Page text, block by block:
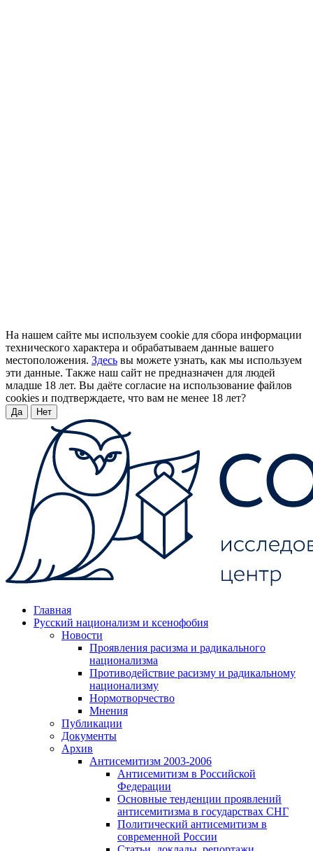
На нашем сайте мы используем cookie для сбора информации
технического характера и обрабатываем данные вашего
местоположения. Здесь вы можете узнать, как мы используем
эти данные. Также наш сайт не предназначен для людей
младше 18 лет. Вы даёте согласие на использование файлов
cookies и подтверждаете, что вам не менее 18 лет?
Да Нет
Главная
Русский национализм и ксенофобия
Новости
Проявления расизма и радикального
национализма
Противодействие расизму и радикальному
национализму
Нормотворчество
Мнения
Публикации
Документы
Архив
Антисемитизм 2003-2006
Антисемитизм в Российской
Федерации
Основные тенденции проявлений
антисемитизма в государствах СНГ
Политический антисемитизм в
современной России